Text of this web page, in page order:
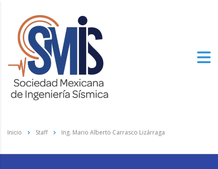
Inicio Staff Ing. Mario Alberto Carrasco Lizárraga